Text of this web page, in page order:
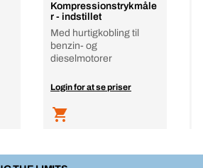
Kompressionstrykmåle
r - indstillet
Med hurtigkobling til
benzin- og
dieselmotorer
Login for at se priser